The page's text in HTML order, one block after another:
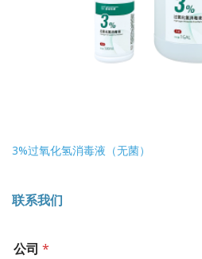
3%过氧化氢消毒液（无菌）
联系我们
公司 *